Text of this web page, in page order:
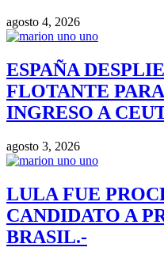
agosto 4, 2026
ESPAÑA
FLOTANTE
INGRESO A
agosto 3, 2026
LULA FUE
CANDIDATO A
BRASIL.-